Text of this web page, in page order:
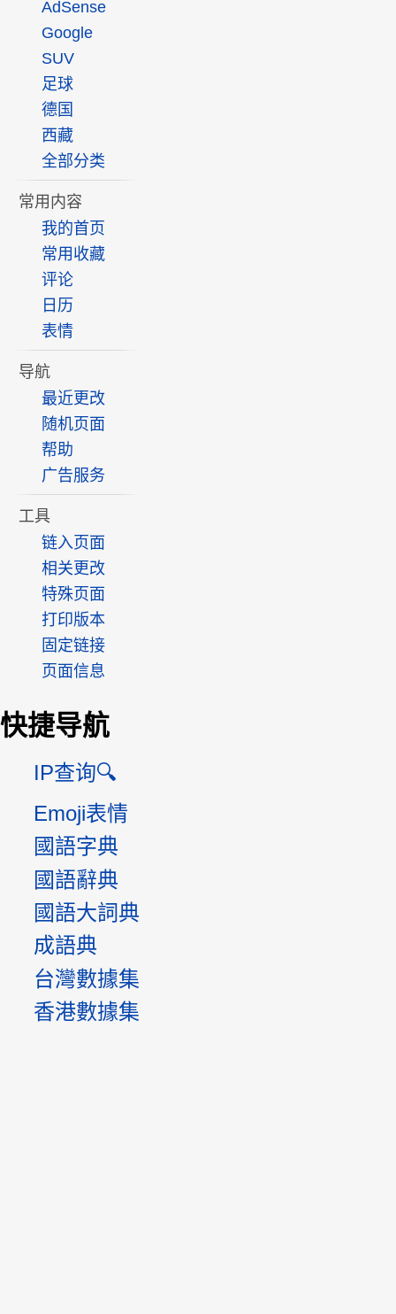
AdSense
Google
SUV
足球
德国
西藏
全部分类
常用内容
我的首页
常用收藏
评论
日历
表情
导航
最近更改
随机页面
帮助
广告服务
工具
链入页面
相关更改
特殊页面
打印版本
固定链接
页面信息
快捷导航
IP查询🔍
Emoji表情
國語字典
國語辭典
國語大詞典
成語典
台灣數據集
香港數據集